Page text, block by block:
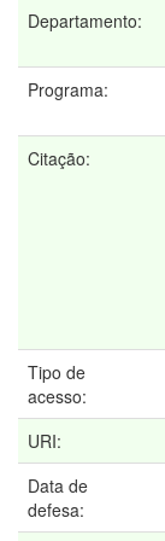
Departamento:
Programa:
Citação:
Tipo de
acesso:
URI:
Data de
defesa: